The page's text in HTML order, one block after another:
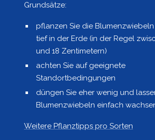
Grundsätze:
pflanzen Sie die
tief in der Erde (in der Regel
und 18 Zentimetern)
achten Sie auf geeignete
Standortbedingungen
düngen Sie eher wenig und
Blumenzwiebeln einfach
Weitere Pflanztipps pro Sorten